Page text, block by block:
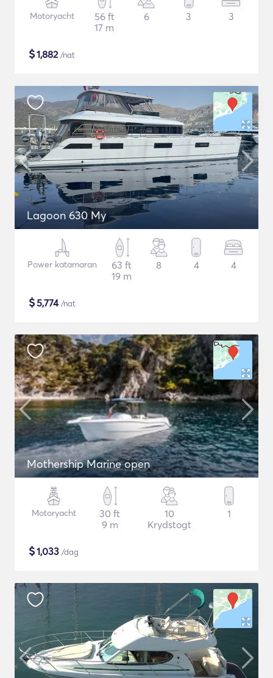
Motoryacht
56 ft
17 m
6 3 3
$1,882/nat
Lagoon 630 My
Power katamaran
63 ft
19 m
8 4 4
$5,774/nat
Mothership Marine open
Motoryacht
30 ft
9 m
10
Krydstogt
1
$1,033 /dag